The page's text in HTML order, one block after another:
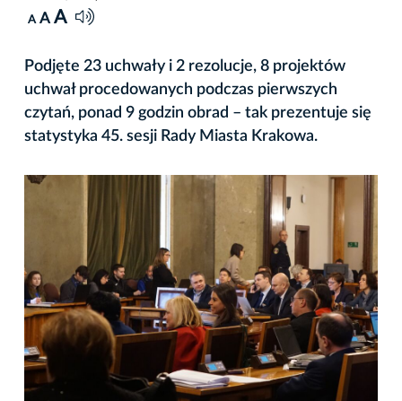
A A A
Podjęte 23 uchwały i 2 rezolucje, 8 projektów
uchwał procedowanych podczas pierwszych
czytań, ponad 9 godzin obrad – tak prezentuje się
statystyka 45. sesji Rady Miasta Krakowa.